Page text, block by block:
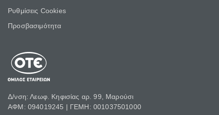
Ρυθμίσεις Cookies
Προσβασιμότητα
Δ/νση: Λεωφ. Κηφισίας αρ. 99, Μαρούσι
ΑΦΜ: 094019245 | ΓΕΜΗ: 001037501000